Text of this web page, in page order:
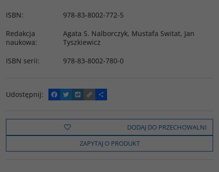
ISBN:
978-83-8002-772-5
Redakcja
naukowa:
Agata S. Nalborczyk, Mustafa Switat, Jan
Tyszkiewicz
ISBN serii: 978-83-8002-780-0
Udostępnij:
F
a
e
o
k
T
w
t
t
e
W
y
o
C
o
y
i
n
k
P
o
z
e
l
s
DODAJ DO PRZECHOWALNI
ZAPYTAJ O PRODUKT